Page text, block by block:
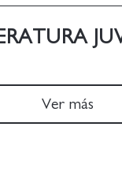
Ver más